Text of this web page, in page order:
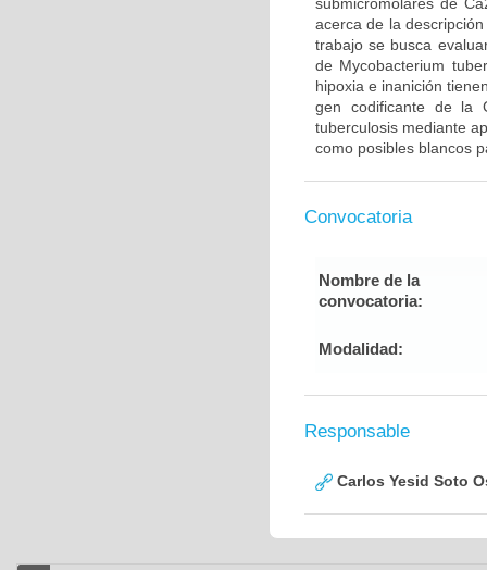
acerca de la
trabajo se busca
de Mycobacterium
hipoxia e inanición
gen codificante de la
tuberculosis mediante
como posibles blancos
Convocatoria
Nombre de la
convocatoria:
Modalidad:
Responsable
Carlos Yesid Soto